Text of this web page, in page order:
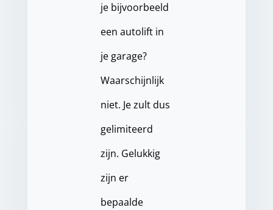
je bijvoorbeeld
een autolift in
je garage?
Waarschijnlijk
niet. Je zult dus
gelimiteerd
zijn. Gelukkig
zijn er
bepaalde